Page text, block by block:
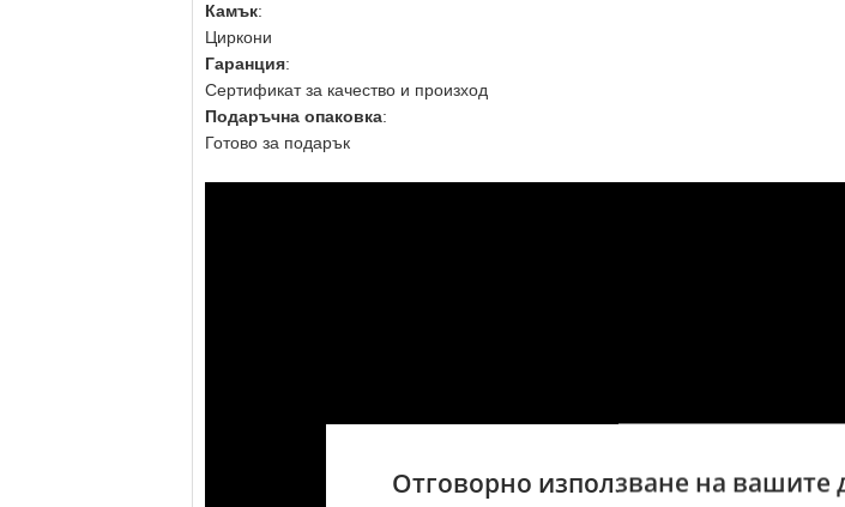
Камък:
Циркони
Гаранция:
Сертификат за качество и произход
Подаръчна опаковка:
Готово за подарък
Отговорно използване на вашите